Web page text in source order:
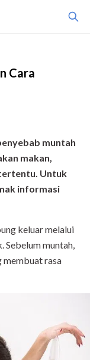
Cara
muntah
makan,
Untuk
informasi
keluar melalui
Sebelum muntah,
membuat rasa